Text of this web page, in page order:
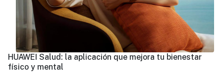
HUAWEI Salud: la aplicación que mejora tu bienestar
físico y mental